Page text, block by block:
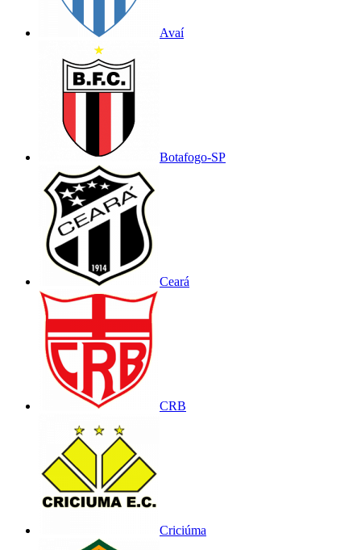
Avaí
Botafogo-SP
Ceará
CRB
Criciúma